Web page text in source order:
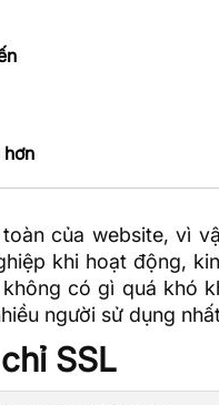
hơn
của website, vì
khi hoạt động,
có gì quá khó
người sử dụng
SSL